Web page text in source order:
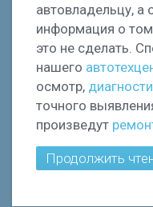
автовладельцу, а
информация о
это не сделать.
нашего
осмотр,
точного
произведут
Продолжить